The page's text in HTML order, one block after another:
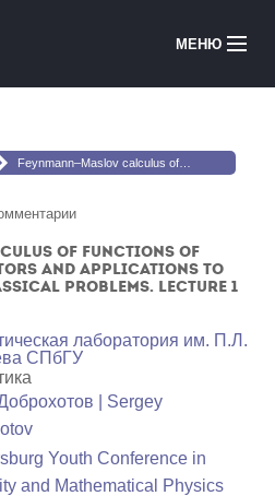
МЕНЮ
Медиатека
Courses in English
Feynmann–Maslov calculus of functions of noncommuting operators and applications to adiabatic and semiclassical problems. Lecture 1
of functions of
and applications to
problems. Lecture 1
лаборатория им. П.Л.
СПбГУ
| Sergey
Youth Conference in
and Mathematical Physics